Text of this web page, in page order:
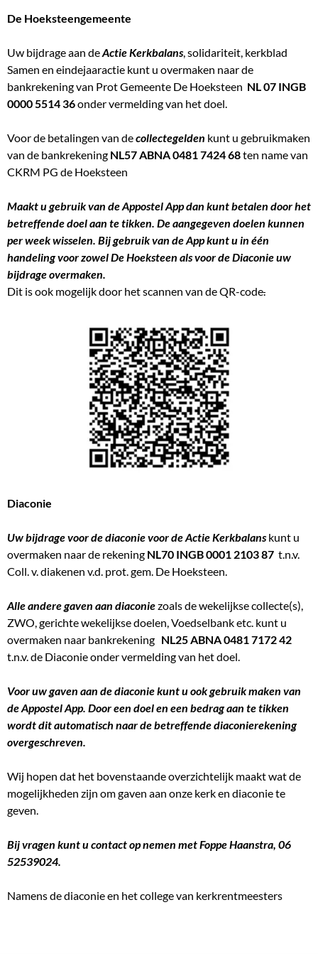
De Hoeksteengemeente
Uw bijdrage aan deActie Kerkbalans, solidariteit, kerkblad
Samen en eindejaaractie kunt u overmaken naar de
bankrekening van Prot Gemeente De Hoeksteen NL 07 INGB
0000 5514 36onder vermelding van het doel.
Voor de betalingen van decollectegelden kunt u gebruikmaken
van de bankrekening NL57 ABNA 0481 7424 68ten name van
CKRM PG de Hoeksteen
Maakt u gebruik van de Appostel App dan kunt betalen door het
betreffende doel aan te tikken. De aangegeven doelen kunnen
per week wisselen. Bij gebruik van de App kunt u in één
handeling voor zowel De Hoeksteen als voor de Diaconie uw
bijdrage overmaken.
Dit is ook mogelijk door het scannen van de QR-code.
Diaconie
Uw bijdrage voor de diaconie voor de Actie Kerkbalanskunt u
overmaken naar de rekening NL70 INGB 0001 2103 87 t.n.v.
Coll. v. diakenen v.d. prot. gem. De Hoeksteen.
Alle andere gaven aan diaconiezoals de wekelijkse collecte(s),
ZWO, gerichte wekelijkse doelen, Voedselbank etc. kunt u
overmaken naar bankrekening NL25 ABNA 0481 7172 42
t.n.v. de Diaconie onder vermelding van het doel.
Voor uw gaven aan de diaconie kunt u ook gebruik maken van
de Appostel App. Door een doel en een bedrag aan te tikken
wordt dit automatisch naar de betreffende diaconierekening
overgeschreven.
Wij hopen dat het bovenstaande overzichtelijk maakt wat de
mogelijkheden zijn om gaven aan onze kerk en diaconie te
geven.
Bij vragen kunt u contact op nemen met Foppe Haanstra, 06
52539024.
Namens de diaconie en het college van kerkrentmeesters